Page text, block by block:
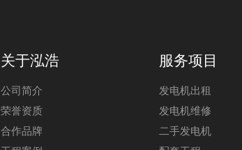
关于泓浩
公司简介
荣誉资质
合作品牌
服务项目
发电机出租
发电机维修
二手发电机